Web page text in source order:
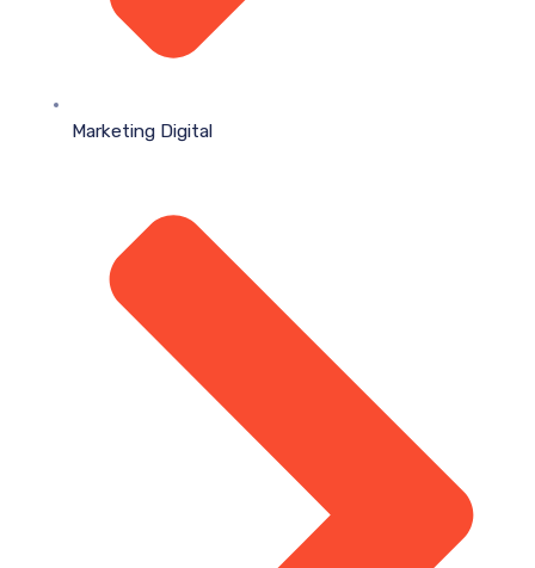
Marketing Digital